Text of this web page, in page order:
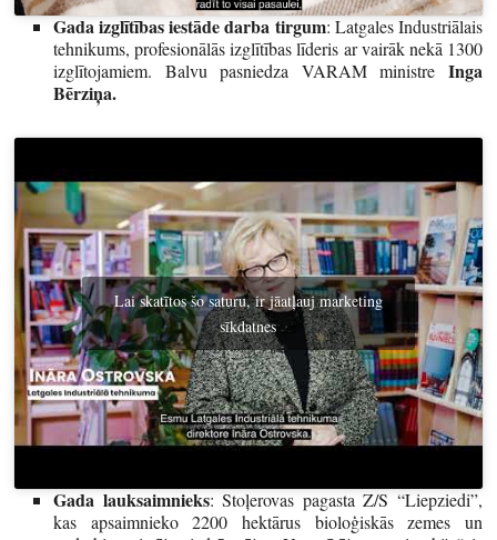
Gada izglītības iestāde darba tirgum: Latgales Industriālais
tehnikums, profesionālās izglītības līderis ar vairāk nekā 1300
izglītojamiem. Balvu pasniedza VARAM ministre Inga
Bērziņa.
Lai skatītos šo saturu, ir jāatļauj marketing
sīkdatnes
Gada lauksaimnieks: Stoļerovas pagasta Z/S “Liepziedi”,
kas apsaimnieko 2200 hektārus bioloģiskās zemes un